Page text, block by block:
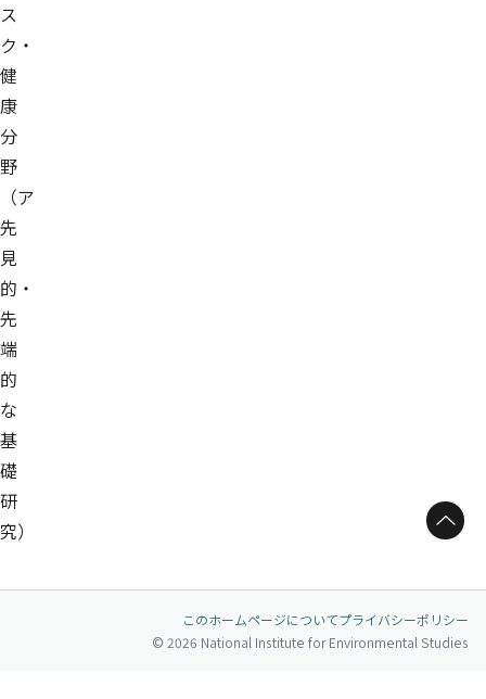
ス
ク・
健
康
分
野
（ア
先
見
的・
先
端
的
な
基
礎
研
究）
ページトップへ
このホームページについてプライバシーポリシー
© 2026 National Institute for Environmental Studies